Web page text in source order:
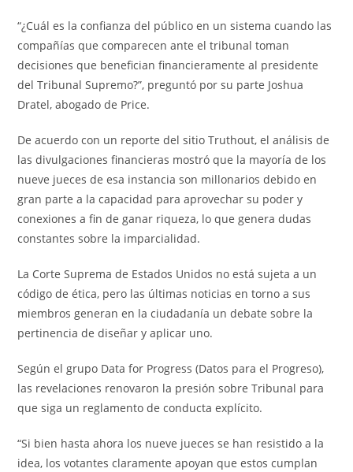
“¿Cuál es la confianza del público en un sistema cuando las
compañías que comparecen ante el tribunal toman
decisiones que benefician financieramente al presidente
del Tribunal Supremo?”, preguntó por su parte Joshua
Dratel, abogado de Price.
De acuerdo con un reporte del sitio Truthout, el análisis de
las divulgaciones financieras mostró que la mayoría de los
nueve jueces de esa instancia son millonarios debido en
gran parte a la capacidad para aprovechar su poder y
conexiones a fin de ganar riqueza, lo que genera dudas
constantes sobre la imparcialidad.
La Corte Suprema de Estados Unidos no está sujeta a un
código de ética, pero las últimas noticias en torno a sus
miembros generan en la ciudadanía un debate sobre la
pertinencia de diseñar y aplicar uno.
Según el grupo Data for Progress (Datos para el Progreso),
las revelaciones renovaron la presión sobre Tribunal para
que siga un reglamento de conducta explícito.
“Si bien hasta ahora los nueve jueces se han resistido a la
idea, los votantes claramente apoyan que estos cumplan